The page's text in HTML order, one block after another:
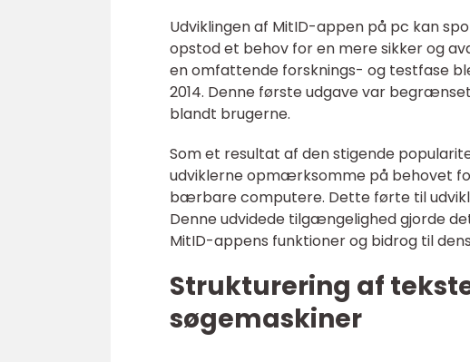
Udviklingen af MitID-appen på pc kan
opstod et behov for en mere sikker og
en omfattende forsknings- og testfase
2014. Denne første udgave var
blandt brugerne.
Som et resultat af den stigende
udviklerne opmærksomme på behovet
bærbare computere. Dette førte til
Denne udvidede tilgængelighed gjorde
MitID-appens funktioner og bidrog til
Strukturering af
søgemaskiner